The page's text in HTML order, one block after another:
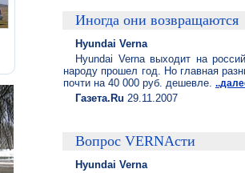
Иногда они возвращаются
Hyundai Verna
Hyundai Verna выходит на
народу прошел год. Но главная
почти на 40 000 руб. дешевле.
Газета.Ru 29.11.2007
Вопрос VERNAсти
Hyundai Verna